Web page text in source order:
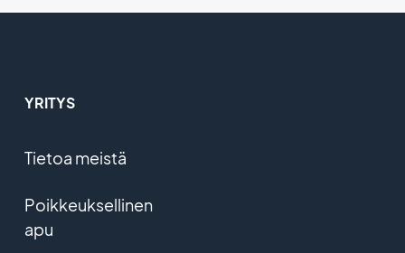
YRITYS
Tietoa meistä
Poikkeuksellinen
apu